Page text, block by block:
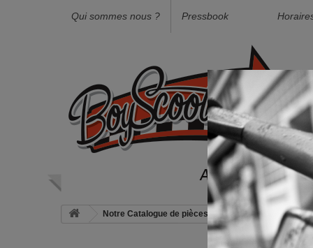
Qui sommes nous ? Pressbook
Accueil
Notre Catalogue de pièces détachées Vespa